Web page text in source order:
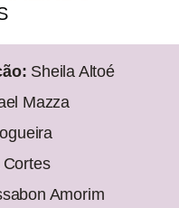
Sheila Altoé
Mazza
Amorim